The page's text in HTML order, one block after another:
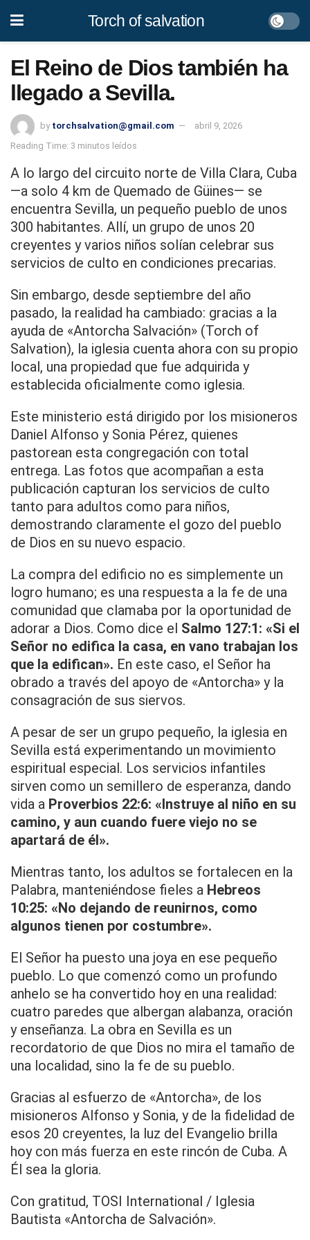
Torch of salvation
El Reino de Dios también ha
llegado a Sevilla.
by torchsalvation@gmail.com
abril 9, 2026
Reading Time: 3 minutos leídos
A lo largo del circuito norte de Villa Clara, Cuba
—a solo 4 km de Quemado de Güines— se
encuentra Sevilla, un pequeño pueblo de unos
300 habitantes. Allí, un grupo de unos 20
creyentes y varios niños solían celebrar sus
servicios de culto en condiciones precarias.
Sin embargo, desde septiembre del año
pasado, la realidad ha cambiado: gracias a la
ayuda de «Antorcha Salvación» (Torch of
Salvation), la iglesia cuenta ahora con su propio
local, una propiedad que fue adquirida y
establecida oficialmente como iglesia.
Este ministerio está dirigido por los misioneros
Daniel Alfonso y Sonia Pérez, quienes
pastorean esta congregación con total
entrega. Las fotos que acompañan a esta
publicación capturan los servicios de culto
tanto para adultos como para niños,
demostrando claramente el gozo del pueblo
de Dios en su nuevo espacio.
La compra del edificio no es simplemente un
logro humano; es una respuesta a la fe de una
comunidad que clamaba por la oportunidad de
adorar a Dios. Como dice el Salmo 127:1: «Si el
Señor no edifica la casa, en vano trabajan los
que la edifican». En este caso, el Señor ha
obrado a través del apoyo de «Antorcha» y la
consagración de sus siervos.
A pesar de ser un grupo pequeño, la iglesia en
Sevilla está experimentando un movimiento
espiritual especial. Los servicios infantiles
sirven como un semillero de esperanza, dando
vida a Proverbios 22:6: «Instruye al niño en su
camino, y aun cuando fuere viejo no se
apartará de él».
Mientras tanto, los adultos se fortalecen en la
Palabra, manteniéndose fieles a Hebreos
10:25: «No dejando de reunirnos, como
algunos tienen por costumbre».
El Señor ha puesto una joya en ese pequeño
pueblo. Lo que comenzó como un profundo
anhelo se ha convertido hoy en una realidad:
cuatro paredes que albergan alabanza, oración
y enseñanza. La obra en Sevilla es un
recordatorio de que Dios no mira el tamaño de
una localidad, sino la fe de su pueblo.
Gracias al esfuerzo de «Antorcha», de los
misioneros Alfonso y Sonia, y de la fidelidad de
esos 20 creyentes, la luz del Evangelio brilla
hoy con más fuerza en este rincón de Cuba. A
Él sea la gloria.
Con gratitud, TOSI International / Iglesia
Bautista «Antorcha de Salvación».